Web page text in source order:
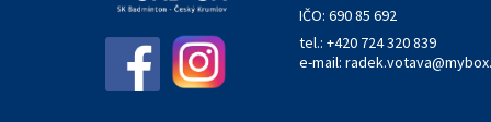
IČO: 690 85 692
tel.: +420 724 320 839
e-mail: